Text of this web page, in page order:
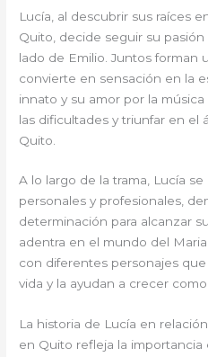
Lucía, al descubrir sus raíces
Quito, decide seguir su
lado de Emilio. Juntos forman
convierte en sensación en la
innato y su amor por la
las dificultades y triunfar en el
Quito.
A lo largo de la trama, Lucía
personales y profesionales,
determinación para alcanzar
adentra en el mundo del
con diferentes personajes
vida y la ayudan a crecer
La historia de Lucía en
en Quito refleja la importancia